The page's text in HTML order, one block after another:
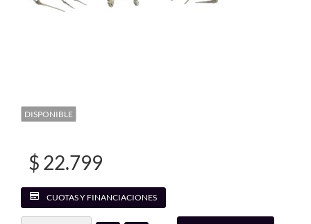
DISPONIBLE
$ 22.799
CUOTAS Y FINANCIACIONES